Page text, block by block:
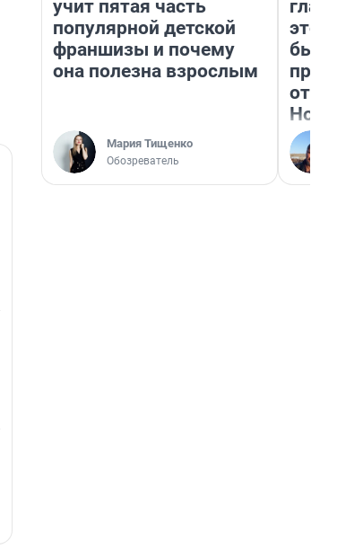
учит пятая часть
популярной детской
франшизы и почему
она полезна взрослым
Мария Тищенко
Обозреватель
этого
бьет